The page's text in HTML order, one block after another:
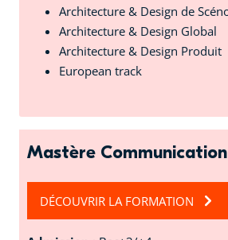
Architecture & Design de
Architecture & Design Global
Architecture & Design Produit
European track
Mastère
DÉCOUVRIR LA FORMATION